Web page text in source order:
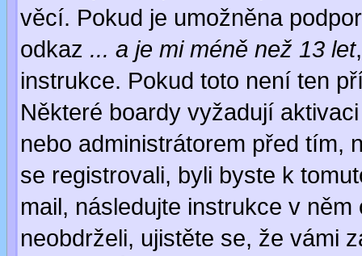
věcí. Pokud je umožněna
odkaz ... a je mi méně než 13 let
instrukce. Pokud toto není ten
Některé boardy vyžadují
nebo administrátorem před tím,
se registrovali, byli byste k
mail, následujte instrukce v
neobdrželi, ujistěte se, že vámi